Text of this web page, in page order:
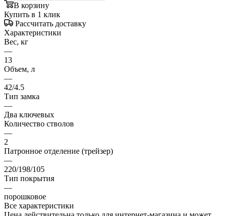
В корзину
Купить в 1 клик
Рассчитать доставку
Характеристики
Вес, кг
—
13
Объем, л
—
42/4.5
Тип замка
—
Два ключевых
Количество стволов
—
2
Патронное отделение (трейзер)
—
220/198/105
Тип покрытия
—
порошковое
Все характеристики